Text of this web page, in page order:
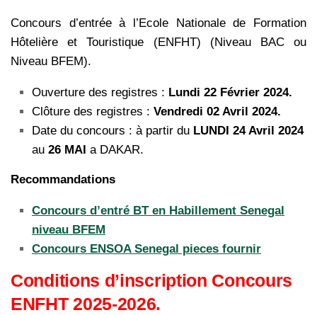
Concours d’entrée à l’Ecole Nationale de Formation
Hôtelière et Touristique (ENFHT) (Niveau BAC ou
Niveau BFEM).
Ouverture des registres : Lundi 22 Février 2024.
Clôture des registres : Vendredi 02 Avril 2024.
Date du concours : à partir du LUNDI 24 Avril 2024
au 26 MAI a DAKAR.
Recommandations
Concours d’entré BT en Habillement Senegal
niveau BFEM
Concours ENSOA Senegal pieces fournir
Conditions d’inscription Concours
ENFHT 2025-2026.